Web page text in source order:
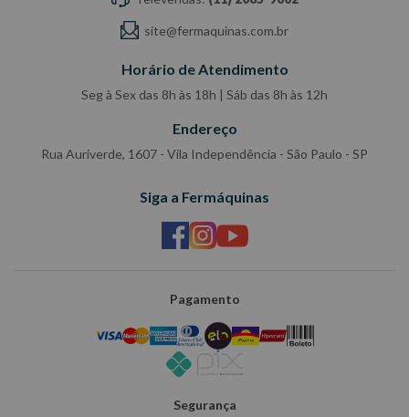
site@fermaquinas.com.br
Horário de Atendimento
Seg à Sex das 8h às 18h | Sáb das 8h às 12h
Endereço
Rua Auriverde, 1607 - Vila Independência - São Paulo - SP
Siga a Fermáquinas
Pagamento
Segurança